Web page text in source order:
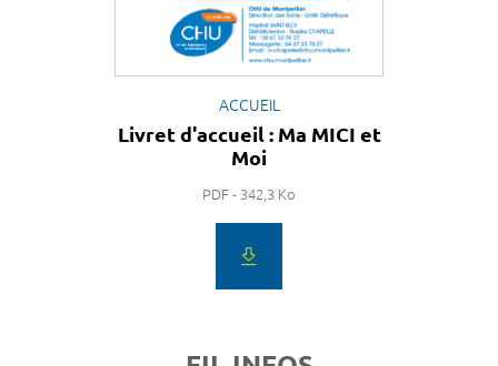
ACCUEIL
Livret d'accueil : Ma MICI et
Moi
PDF - 342,3 Ko